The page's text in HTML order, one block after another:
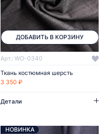
ДОБАВИТЬ В КОРЗИНУ
Арт.: WO-0340
Ткань костюмная шерсть
3 350 ₽
Детали
НОВИНКА